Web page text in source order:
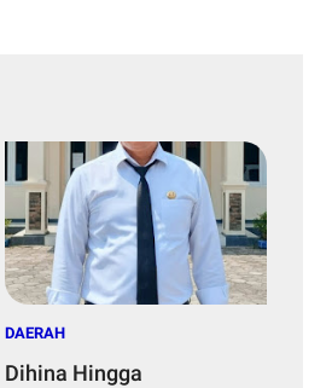
DAERAH
Dihina Hingga